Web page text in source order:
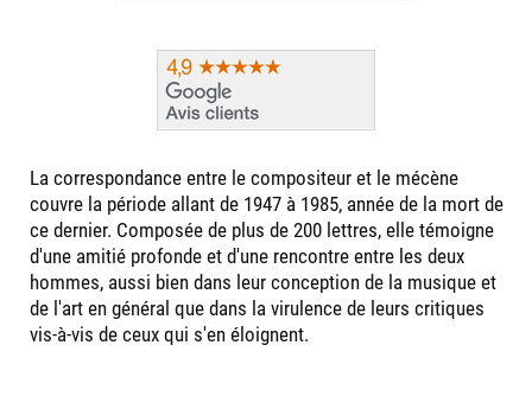
La correspondance entre le compositeur et le mécène
couvre la période allant de 1947 à 1985, année de la mort de
ce dernier. Composée de plus de 200 lettres, elle témoigne
d'une amitié profonde et d'une rencontre entre les deux
hommes, aussi bien dans leur conception de la musique et
de l'art en général que dans la virulence de leurs critiques
vis-à-vis de ceux qui s'en éloignent.